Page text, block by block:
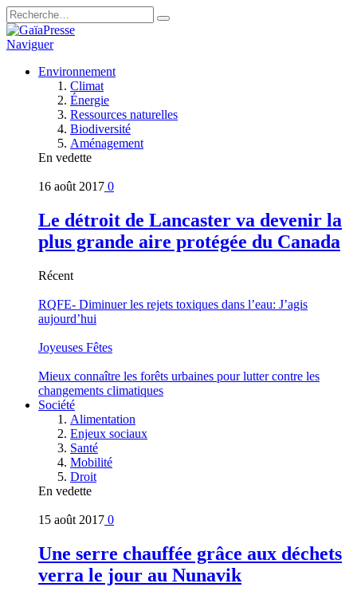
Naviguer
Environnement
Climat
Énergie
Ressources naturelles
Biodiversité
Aménagement
En vedette
16 août 2017 0
Le détroit de Lancaster va devenir la
plus grande aire protégée du Canada
Récent
RQFE- Diminuer les rejets toxiques dans l’eau: J’agis
aujourd’hui
Joyeuses Fêtes
Mieux connaître les forêts urbaines pour lutter contre les
changements climatiques
Société
Alimentation
Enjeux sociaux
Santé
Mobilité
Droit
En vedette
15 août 2017 0
Une serre chauffée grâce aux déchets
verra le jour au Nunavik